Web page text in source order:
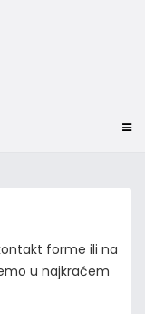
forme ili na
u najkraćem